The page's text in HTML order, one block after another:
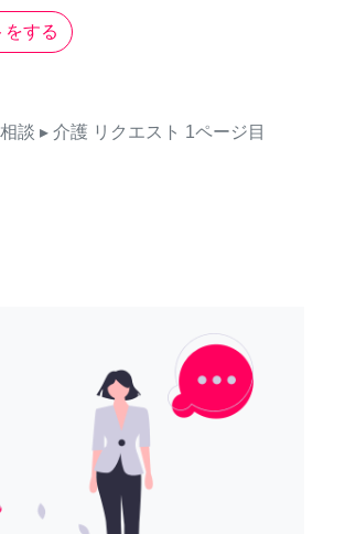
をする
談 ▸ 介護 リクエスト 1ページ目